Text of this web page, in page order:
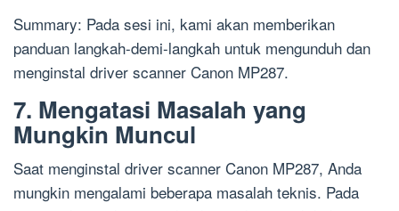
Summary: Pada sesi ini, kami akan memberikan
panduan langkah-demi-langkah untuk mengunduh dan
menginstal driver scanner Canon MP287.
7. Mengatasi Masalah yang
Mungkin Muncul
Saat menginstal driver scanner Canon MP287, Anda
mungkin mengalami beberapa masalah teknis. Pada